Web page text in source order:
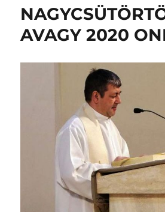
AVAGY 2020